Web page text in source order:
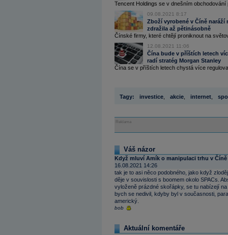
Tencent Holdings se v dnešním obchodování
09.08.2021 8:17
Zboží vyrobené v Číně naráží
zdražila až pětinásobně
Čínské firmy, které chtějí proniknout na
12.08.2021 11:06
Čína bude v příštích letech
radí stratég Morgan Stanley
Čína se v příštích letech chystá více
Tagy: investice akcie internet
Reklama
Váš názor
Když mluví Amík o manipulaci trhu v Číně
16.08.2021 14:26
tak je to asi něco podobného, jako když
děje v souvislosti s boomem okolo SPACs.
vyloženě prázdné skořápky, se tu nabízejí
bych se nedivil, kdyby byl v současnosti,
americký.
bob
Aktuální komentáře